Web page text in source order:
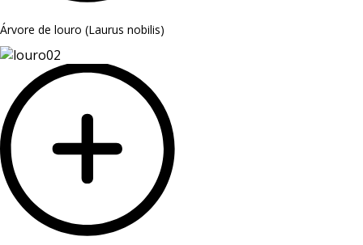
Árvore de louro (Laurus nobilis)